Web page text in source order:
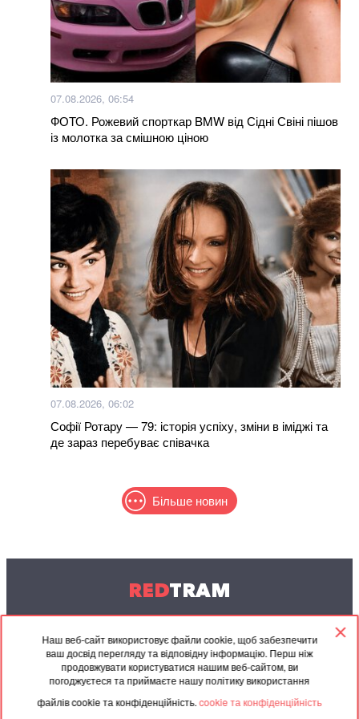
Наш веб-сайт використовує файли cookie, щоб забезпечити
ваш досвід перегляду та відповідну інформацію. Перш ніж
продовжувати користуватися нашим веб-сайтом, ви
погоджуєтеся та приймаєте нашу політику використання
файлів cookie та конфіденційність.cookie та конфіденційність
07.08.2026, 06:54
ФОТО. Рожевий спорткар BMW від Сідні Свіні пішов
із молотка за смішною ціною
07.08.2026, 06:02
Софії Ротару — 79: історія успіху, зміни в іміджі та
де зараз перебуває співачка
Більше новин
REDTRAM
© 2004-2026 Redtram, Ltd.
Співпраця
Партнерські
матеріали
Архів
Угода
Контакти